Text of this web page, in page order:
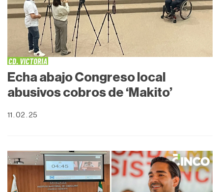
CD. VICTORIA
Echa abajo Congreso local
abusivos cobros de ‘Makito’
11 . 02 . 25